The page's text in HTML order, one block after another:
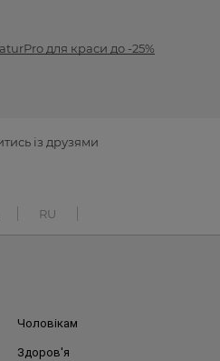
для краси до -25%
із друзями
RU
Чоловікам
Здоров'я